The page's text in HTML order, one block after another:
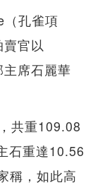
孔雀項
官以
席石麗華
共重109.08
石重達10.56
稱，如此高